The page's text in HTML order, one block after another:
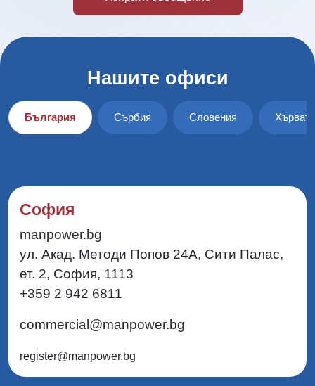
Нашите офиси
България Сърбия Словения
София
manpower.bg
ул. Акад. Методи Попов 24А, Сити Палас,
ет. 2, София, 1113
+359 2 942 6811
commercial@manpower.bg
register@manpower.bg